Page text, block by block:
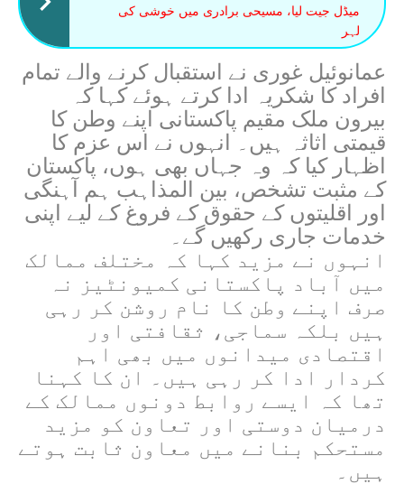
میڈل جیت لیا، مسیحی برادری میں خوشی کی
لہر
عمانوئیل غوری نے استقبال کرنے والے تمام
افراد کا شکریہ ادا کرتے ہوئے کہا کہ
بیرون ملک مقیم پاکستانی اپنے وطن کا
قیمتی اثاثہ ہیں۔ انہوں نے اس عزم کا
اظہار کیا کہ وہ جہاں بھی ہوں، پاکستان
کے مثبت تشخص، بین المذاہب ہم آہنگی
اور اقلیتوں کے حقوق کے فروغ کے لیے اپنی
خدمات جاری رکھیں گے۔
انہوں نے مزید کہا کہ مختلف ممالک
میں آباد پاکستانی کمیونٹیز نہ
صرف اپنے وطن کا نام روشن کر رہی
ہیں بلکہ سماجی، ثقافتی اور
اقتصادی میدانوں میں بھی اہم
کردار ادا کر رہی ہیں۔ ان کا کہنا
تھا کہ ایسے روابط دونوں ممالک کے
درمیان دوستی اور تعاون کو مزید
مستحکم بنانے میں معاون ثابت ہوتے
ہیں۔